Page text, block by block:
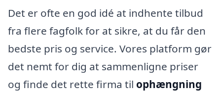
Det er ofte en god idé at indhente tilbud
fra flere fagfolk for at sikre, at du får den
bedste pris og service. Vores platform gør
det nemt for dig at sammenligne priser
og finde det rette firma til ophængning